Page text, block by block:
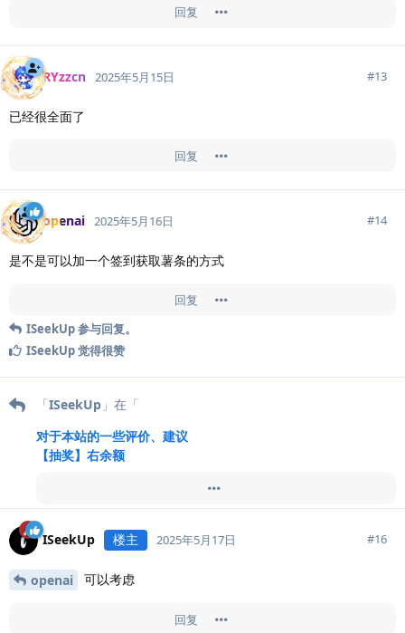
回复
RYzzcn 2025年5月15日 #13
已经很全面了
回复
openai 2025年5月16日 #14
是不是可以加一个签到获取薯条的方式
回复
ISeekUp参与回复。
ISeekUp觉得很赞
「ISeekUp 」在「
对于本站的一些评价、建议
【抽奖】右余额
ISeekUp 楼主 2025年5月17日 #16
openai 可以考虑
回复